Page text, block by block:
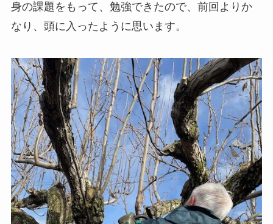
身の課題をもって、勉強できたので、前回よりか
なり、頭に入ったように思います。